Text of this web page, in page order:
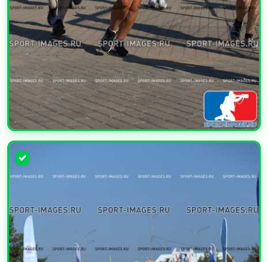
УВЕЛИЧИТЬ